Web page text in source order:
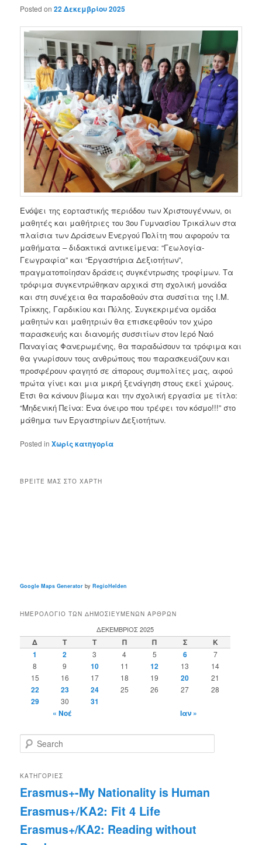
Posted on22 Δεκεμβρίου 2025
Ενόψει της εορταστικής περιόδου των Χριστουγέννων, οι
μαθητές και μαθήτριες του 3ου Γυμνασίου Τρικάλων στα
πλαίσια των Δράσεων Ενεργού Πολίτη που αφορούν τα
μαθήματα – διδακτικά αντικείμενα: “Γεωλογία-
Γεωγραφία” και “Εργαστήρια Δεξιοτήτων”,
πραγματοποίησαν δράσεις συγκέντρωσης τροφίμων. Τα
τρόφιμα συγκεντρώθηκαν αρχικά στη σχολική μονάδα
και στη συνέχεια θα παραδοθούν στα συσσίτια της Ι.Μ.
Τρίκκης, Γαρδικίου και Πύλης. Συγκεκριμένα ομάδα
μαθητών και μαθητριών θα επισκεφθούν τον χώρο
παρασκευής και διανομής συσσιτίων στον Ιερό Ναό
Παναγίας Φανερωμένης, θα παραδώσουν τα τρόφιμα και
θα γνωρίσουν τους ανθρώπους που παρασκευάζουν και
προσφέρουν φαγητό σε άπορους συμπολίτες μας, αφού
πρώτα γίνει και μια μικρή ξενάγηση στους εκεί χώρους.
Έτσι θα κάνουν βίωμα και την σχολική εργασία με τίτλο:
“Μηδενική Πείνα: Ένα όνειρο που τρέφει τον κόσμο!!!” στο
μάθημα των Εργαστηρίων Δεξιοτήτων.
Posted in Χωρίς κατηγορία
ΒΡΕΊΤΕ ΜΑΣ ΣΤΟ ΧΆΡΤΗ
Google Maps Generator byRegioHelden
ΗΜΕΡΟΛΌΓΙΟ ΤΩΝ ΔΗΜΟΣΙΕΥΜΈΝΩΝ ΆΡΘΡΩΝ
ΔΕΚΈΜΒΡΙΟΣ 2025
Δ Τ Τ Π Π Σ
Κ
1
2 3 4 5 6
7
8
9 10 11 12 13
14
15
16 17 18 19 20 21
22 23 24 25 26 27 28
29 30
31
« Νοέ
Ιαν »
e
r
h
ΚΑΤΗΓΟΡΊΕΣ
Erasmus+-My Nationality is Human
Erasmus+/KA2: Fit 4 Life
Erasmus+/KA2: Reading without